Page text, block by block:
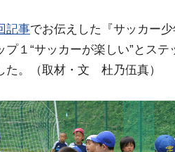
記事でお伝えした『サッカー
プ１“サッカーが楽しい”とステ
た。（取材・文 杜乃伍真）